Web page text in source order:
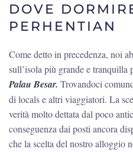
DOVE
PERHENTIAN
Come detto in precedenza, noi
sull’isola più grande e
Palau Besar. Trovandoci
di locals e altri viaggiatori. La
verità molto dettata dal poco
conseguenza dai posti ancora
che la scelta del nostro alloggio